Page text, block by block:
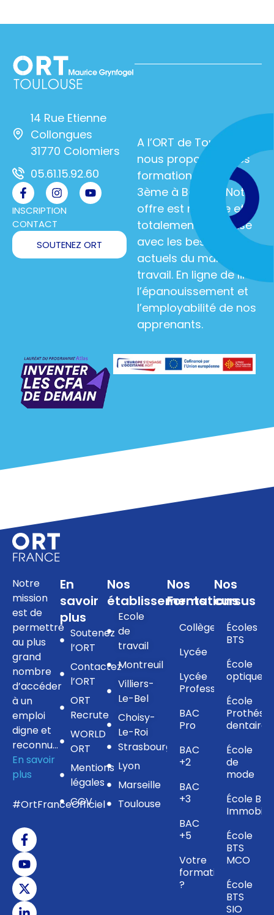
14 Rue Etienne
Collongues
31770 Colomiers
05.61.15.92.60
INSCRIPTION
CONTACT
SOUTENEZ ORT
A l’ORT de Toulouse,
nous proposons des
formations de la
3ème à Bac +5. Notre
offre est multiple et
totalement en phase
avec les besoins
actuels du marché du
travail. En ligne de lire :
l’épanouissement et
l’employabilité de nos
apprenants.
Notre
mission
est de
permettre
au plus
grand
nombre
d’accéder
à un
emploi
digne et
reconnu…
En savoir
plus
#OrtFranceOfficiel
En
savoir
plus
Soutenez
l’ORT
Contactez
l’ORT
ORT
Recrute
WORLD
ORT
Mentions
légales
CGV
Nos
établissements
Ecole
de
travail
Montreuil
Villiers-
Le-Bel
Choisy-
Le-Roi
Strasbourg
Lyon
Marseille
Toulouse
Nos
Formations
Collège
Lycée
Lycée
Professionnel
BAC
Pro
BAC
+2
BAC
+3
BAC
+5
Votre
formation
?
Nos
cursus
Écoles
BTS
École
optique
École
dentaire
École
de
mode
École BTS
École
BTS
MCO
École
BTS
SIO